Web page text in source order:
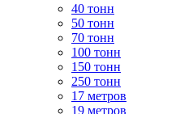
40 тонн
50 тонн
70 тонн
100 тонн
150 тонн
250 тонн
17 метров
19 метров